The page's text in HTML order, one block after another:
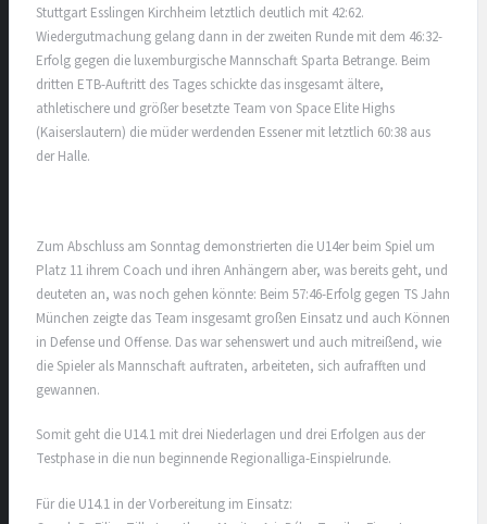
Stuttgart Esslingen Kirchheim letztlich deutlich mit 42:62.
Wiedergutmachung gelang dann in der zweiten Runde mit dem 46:32-
Erfolg gegen die luxemburgische Mannschaft Sparta Betrange. Beim
dritten ETB-Auftritt des Tages schickte das insgesamt ältere,
athletischere und größer besetzte Team von Space Elite Highs
(Kaiserslautern) die müder werdenden Essener mit letztlich 60:38 aus
der Halle.
Zum Abschluss am Sonntag demonstrierten die U14er beim Spiel um
Platz 11 ihrem Coach und ihren Anhängern aber, was bereits geht, und
deuteten an, was noch gehen könnte: Beim 57:46-Erfolg gegen TS Jahn
München zeigte das Team insgesamt großen Einsatz und auch Können
in Defense und Offense. Das war sehenswert und auch mitreißend, wie
die Spieler als Mannschaft auftraten, arbeiteten, sich aufrafften und
gewannen.
Somit geht die U14.1 mit drei Niederlagen und drei Erfolgen aus der
Testphase in die nun beginnende Regionalliga-Einspielrunde.
Für die U14.1 in der Vorbereitung im Einsatz: